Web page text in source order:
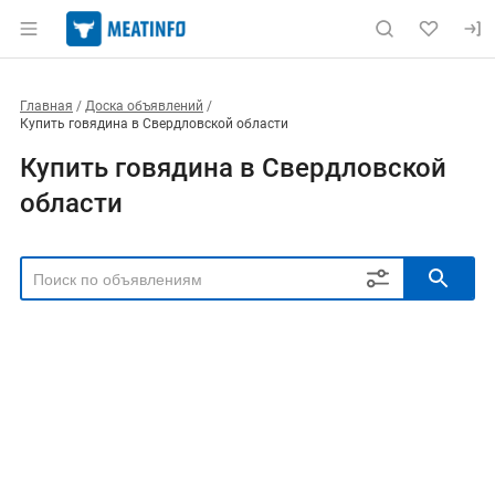
Главная
Доска объявлений
Купить говядина в Свердловской области
Купить говядина в Свердловской
области